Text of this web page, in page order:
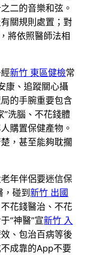
二的音樂和弦。
關規則處置；對
將依照醫師法相
新竹 東區健檢常
康、追蹤關心攝
的手腕重要包含
”洗腦、不花錢體
購置保健產物。
，甚至能夠耽擱
年伴侶要迷信保
，碰到新竹 出國
花錢醫治、不花
“神醫”宣新竹 入
、包治百病等後
成靠的App不要